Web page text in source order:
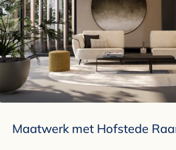
Maatwerk met Hofstede